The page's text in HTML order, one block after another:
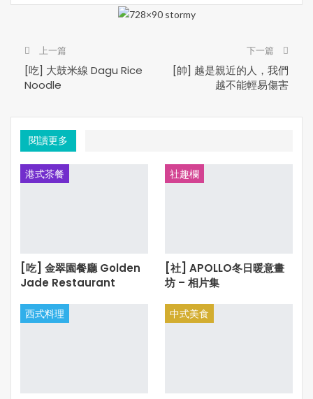
Pinterest Email
上一篇
[吃] 大鼓米線 Dagu Rice
Noodle
下一篇
[帥] 越是親近的人，我們
越不能輕易傷害
閱讀更多
港式茶餐
[吃] 金翠園餐廳 Golden
Jade Restaurant
社趣欄
[社] APOLLO冬日暖意畫
坊 – 相片集
西式料理 中式美食